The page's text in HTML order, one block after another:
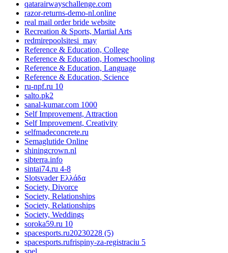
qatarairwayschallenge.com
razor-returns-demo-nl.online
real mail order bride website
Recreation & Sports, Martial Arts
redmirepoolsitesi_may
Reference & Education, College
Reference & Education, Homeschooling
Reference & Education, Language
Reference & Education, Science
ru-npf.ru 10
salto.pk2
sanal-kumar.com 1000
Self Improvement, Attraction
Self Improvement, Creativity
selfmadeconcrete.ru
Semaglutide Online
shiningcrown.nl
sibterra.info
sintai74.ru 4-8
Slotsvader Ελλάδα
Society, Divorce
Society, Relationships
Society, Relationships
Society, Weddings
soroka59.ru 10
spacesports.ru20230228 (5)
spacesports.rufrispiny-za-registraciu 5
spel